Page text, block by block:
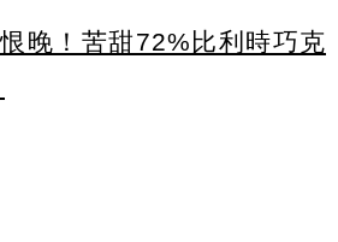
晚！苦甜72%比利時巧克